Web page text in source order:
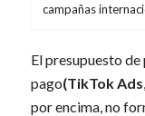
campañas
El presupuesto
pago(TikTok Ads
por encima, no